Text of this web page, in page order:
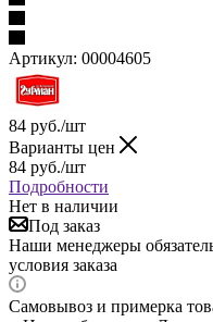
Артикул: 00004605
84 руб./шт
Варианты цен
84 руб./шт
Подробности
Нет в наличии
Под заказ
Наши менеджеры
условия заказа
Самовывоз и примерка